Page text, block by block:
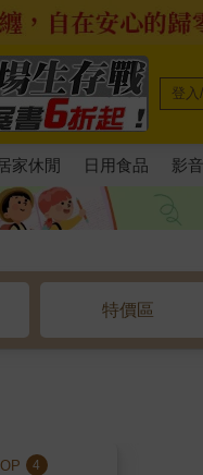
登入
家休閒 日用食品 影音
特價區
4